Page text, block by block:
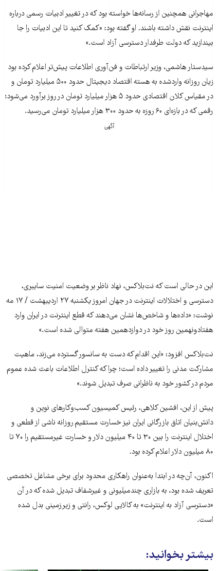
مهاجرانی همچنین از رسانه‌ها خواسته بود که در تغییر ادبیات رسمی درباره
اینترنت نقش داشته باشند. او گفته بود: «کمک کنید تا این ادبیات را جا
بیندازید که دولت طرفدار دسترسی آزاد است.»
سیدستار هاشمی، وزیر ارتباطات و فن‌آوری اطلاعات پیش‌تر اعلام کرده بود
زیان روزانه واردشده به هسته اقتصاد دیجیتال حدود ۵۰۰ میلیارد تومان و
در مقیاس کلان اقتصادی حدود ۵ هزار میلیارد تومان در روز برآورد می‌شود؛
رقمی که در بازه‌ای ۶۰ روزه به حدود ۳۰۰ هزار میلیارد تومان می‌رسید.
آگهی
این در حالی است که نت‌بلاکس، نهاد ناظر بر وضعیت امنیت سایبری،
دسترسی و اختلالات اینترنت در جهان امروز یکشنبه ۲۷ اردیبهشت / ۱۷ مه
نوشت: «داده‌ها و شاخص‌ها نشان می‌دهند که قطع اینترنت در ایران وارد
هفتادونهمین روز خود در دوازدهمین هفته متوالی شده است.»
نت‌بلاکس افزود: «این اقدام که دست به سانسور گسترده می‌زند، ماهیت
مشارکت مدنی را تغییر داده است؛ چرا که کنترل اطلاعات باعث شده عموم
مردم در کشور خود به ناظرانی صرف تبدیل شوند.»
پیش از این، افشین کلاهی، رئیس کمیسیون کسب‌وکارهای نوین و
دانش‌بنیان اتاق بازرگانی ایران نیز خسارت مستقیم روزانه ناشی از قطعی و
اختلال اینترنت را بین ۳۰ تا ۴۰ میلیون دلار و خسارت غیرمستقیم را ۷۰ تا
۸۰ میلیون دلار اعلام کرده بود.
اکنون، آن‌چه در ابتدا به‌عنوان راهکاری محدود برای برخی مشاغل تخصصی
تعریف شده بود، به بازاری چندمیلیونی و غیرشفاف تبدیل شده که در آن
«دسترسی آزاد به اینترنت» به کالایی لوکس، رانتی و زیرزمینی بدل شده
است.
بیشتر بخوانید: